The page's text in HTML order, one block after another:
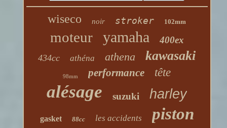
wiseco noir stroker 102mm
moteur yamaha 400ex
434cc athéna athena kawasaki
98mm performance tête
alésage suzuki harley
gasket 88cc les accidents piston